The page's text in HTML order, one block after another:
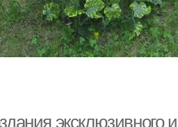
эксклюзивного